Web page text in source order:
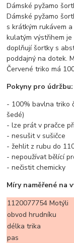
Dámské pyžamo
Dámské pyžamo
s krátkým rukávem
kulatým výstřihem
doplňují šortky s
poddajný na dotek.
Červené triko má
Pokyny pro údržbu:
- 100% bavlna triko
šedé)
- lze prát v pračce
- nesušit v sušičce
- žehlit z rubu do
- nepoužívat bělící
- nečistit chemicky
Míry naměřené na
1120077754 Motýli
obvod hrudníku
délka trika
pas